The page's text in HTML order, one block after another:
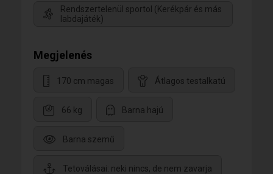
Rendszertelenül sportol (Kerékpár és más
labdajáték)
Megjelenés
170 cm magas Átlagos testalkatú
66 kg Barna hajú
Barna szemű
Tetoválásai: neki nincs, de nem zavarja